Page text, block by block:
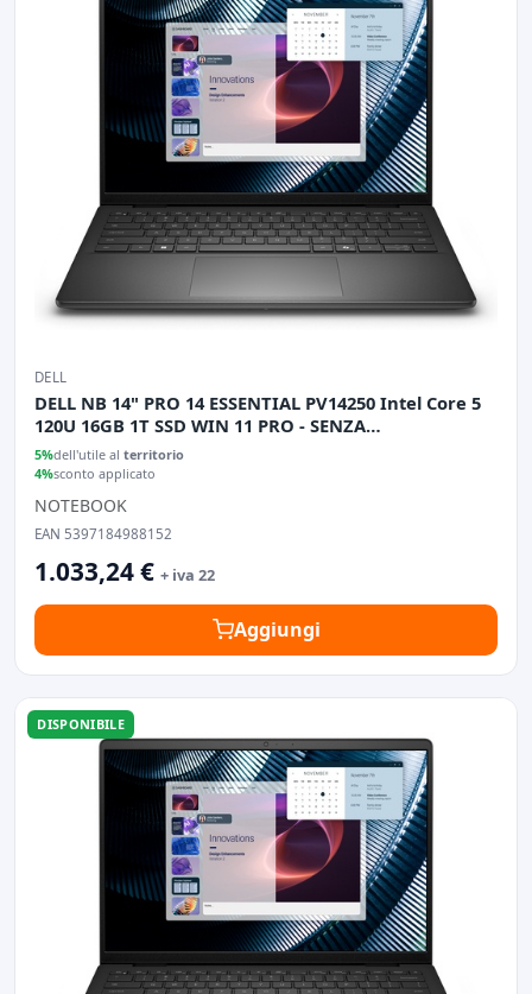
DELL
DELL NB 14" PRO 14 ESSENTIAL PV14250 Intel Core 5
120U 16GB 1T SSD WIN 11 PRO - SENZA
ALIMENTATORE
5%dell'utile al territorio
4%sconto applicato
NOTEBOOK
EAN 5397184988152
1.033,24 € + iva 22
Aggiungi
DISPONIBILE